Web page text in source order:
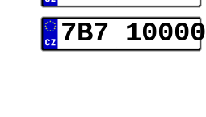
7B7 10000